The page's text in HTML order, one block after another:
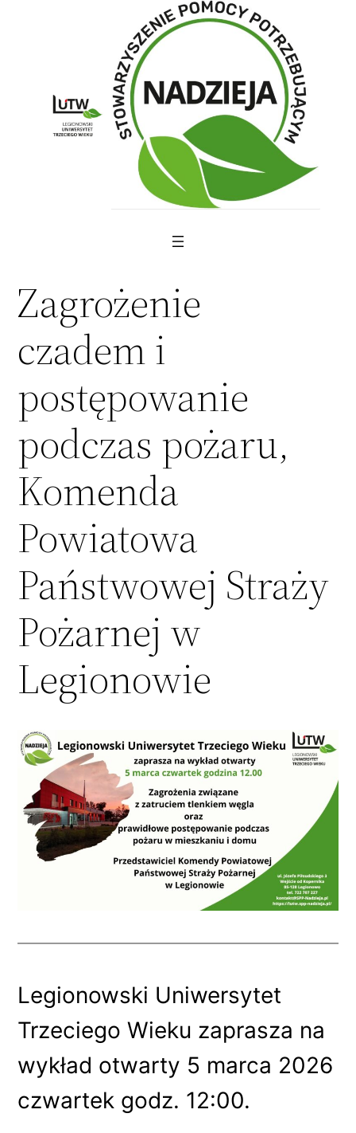
Zagrożenie
czadem i
postępowanie
podczas pożaru,
Komenda
Powiatowa
Państwowej Straży
Pożarnej w
Legionowie
Legionowski Uniwersytet
Trzeciego Wieku zaprasza na
wykład otwarty 5 marca 2026
czwartek godz. 12:00.